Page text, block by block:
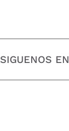
SIGUENOS EN